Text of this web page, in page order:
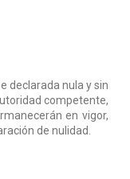
declarada nula y sin
competente,
en vigor,
de nulidad.